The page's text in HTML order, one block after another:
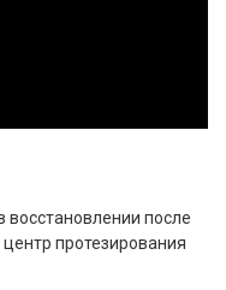
после
протезирования